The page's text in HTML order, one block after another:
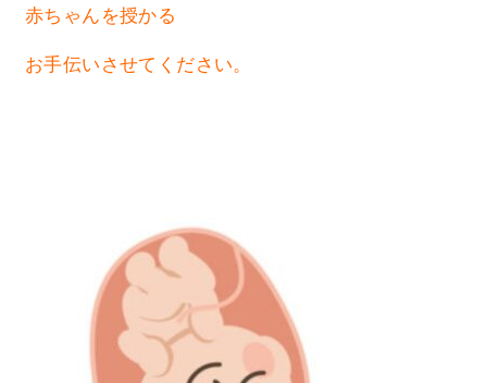
赤ちゃんを授かる
お手伝いさせてください。